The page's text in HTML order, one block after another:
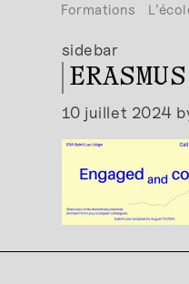
Formations
sidebar
10 juillet 2024